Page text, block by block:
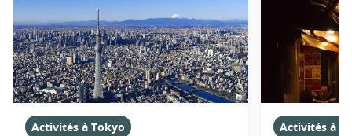
Activités à Tokyo
Activités à